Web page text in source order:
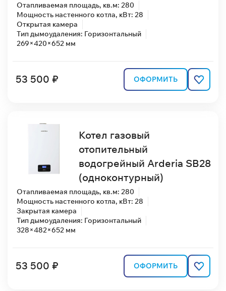
Отапливаемая площадь, кв.м: 280
Мощность настенного котла, кВт: 28
Открытая камера
Тип дымоудаления: Горизонтальный
269×420×652 мм
53 500 ₽ ОФОРМИТЬ
Котел газовый
отопительный
водогрейный Arderia SB28
(одноконтурный)
Отапливаемая площадь, кв.м: 280
Мощность настенного котла, кВт: 28
Закрытая камера
Тип дымоудаления: Горизонтальный
328×482×652 мм
53 500 ₽ ОФОРМИТЬ